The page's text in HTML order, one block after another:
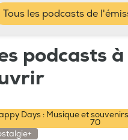
Tous les podcasts de
podcasts à
Days : Musique et
70